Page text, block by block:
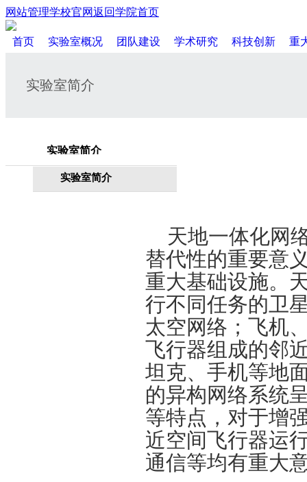
网站管理学校官网返回学院首页
首页 实验室概况 团队建设 学术研究 科技创新 重
实验室简介
实验室简介
实验室简介
天地一体化网
替代性的重要意
重大基础设施。
行不同任务的卫
太空网络；飞机
飞行器组成的邻
坦克、手机等地
的异构网络系统
等特点，对于增
近空间飞行器运
通信等均有重大